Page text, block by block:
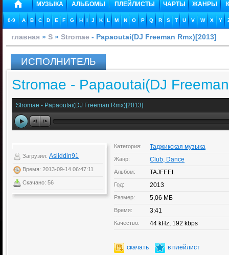
МУЗЫКА АЛЬБОМЫ ПЛЕЙЛИСТЫ ЧАРТЫ ЖАНРЫ
0-9 A B C D E F G H I J K L M N O P Q R S T U V W X Y
главная » S » Stromae - Papaoutai(DJ Freeman Rmx)[2013]
ИСПОЛНИТЕЛЬ
Stromae - Papaoutai(DJ
Stromae - Papaoutai(DJ Freeman Rmx)[2013]
Загрузил: Asliddin91
Время: 2013-09-14 06:47:11
Скачано: 56
Категория: Таджикская музыка
Жанр: Club, Dance
Альбом: TAJFEEL
Год: 2013
Размер: 5,06 МБ
Время: 3:41
Качество: 44 kHz, 192 kbps
скачать в плейлист